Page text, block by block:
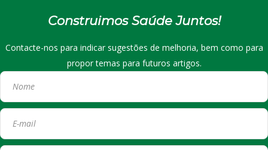
Construimos Saúde Juntos!
Contacte-nos para indicar sugestões de melhoria, bem como para
propor temas para futuros artigos.